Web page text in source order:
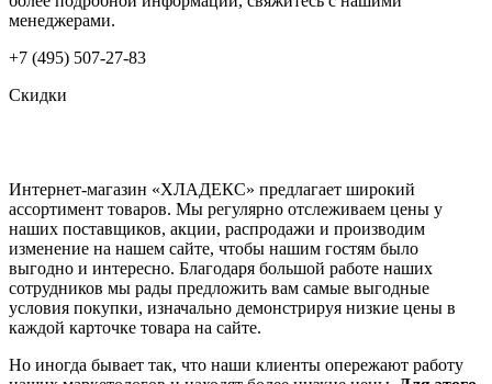
менеджерами.
+7 (495) 507-27-83
Скидки
Интернет-магазин «ХЛАДЕКС» предлагает широкий
ассортимент товаров. Мы регулярно отслеживаем цены у
наших поставщиков, акции, распродажи и производим
изменение на нашем сайте, чтобы нашим гостям было
выгодно и интересно. Благодаря большой работе наших
сотрудников мы рады предложить вам самые выгодные
условия покупки, изначально демонстрируя низкие цены в
каждой карточке товара на сайте.
Но иногда бывает так, что наши клиенты опережают работу